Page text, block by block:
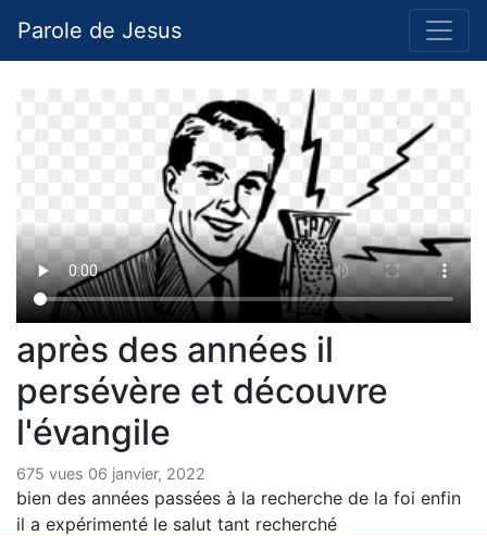
Parole de Jesus
après des années il
persévère et découvre
l'évangile
675 vues 06 janvier, 2022
bien des années passées à la recherche de la foi enfin
il a expérimenté le salut tant recherché